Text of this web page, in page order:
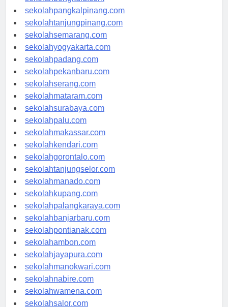
sekolahbengkulu.com
sekolahpangkalpinang.com
sekolahtanjungpinang.com
sekolahsemarang.com
sekolahyogyakarta.com
sekolahpadang.com
sekolahpekanbaru.com
sekolahserang.com
sekolahmataram.com
sekolahsurabaya.com
sekolahpalu.com
sekolahmakassar.com
sekolahkendari.com
sekolahgorontalo.com
sekolahtanjungselor.com
sekolahmanado.com
sekolahkupang.com
sekolahpalangkaraya.com
sekolahbanjarbaru.com
sekolahpontianak.com
sekolahambon.com
sekolahjayapura.com
sekolahmanokwari.com
sekolahnabire.com
sekolahwamena.com